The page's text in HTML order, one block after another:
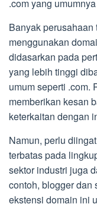
.com yang
Banyak
menggunakan
didasarkan pada
yang lebih tinggi
umum seperti .com.
memberikan kesan
keterkaitan dengan
Namun, perlu
terbatas pada
sektor industri juga
contoh, blogger dan
ekstensi domain ini